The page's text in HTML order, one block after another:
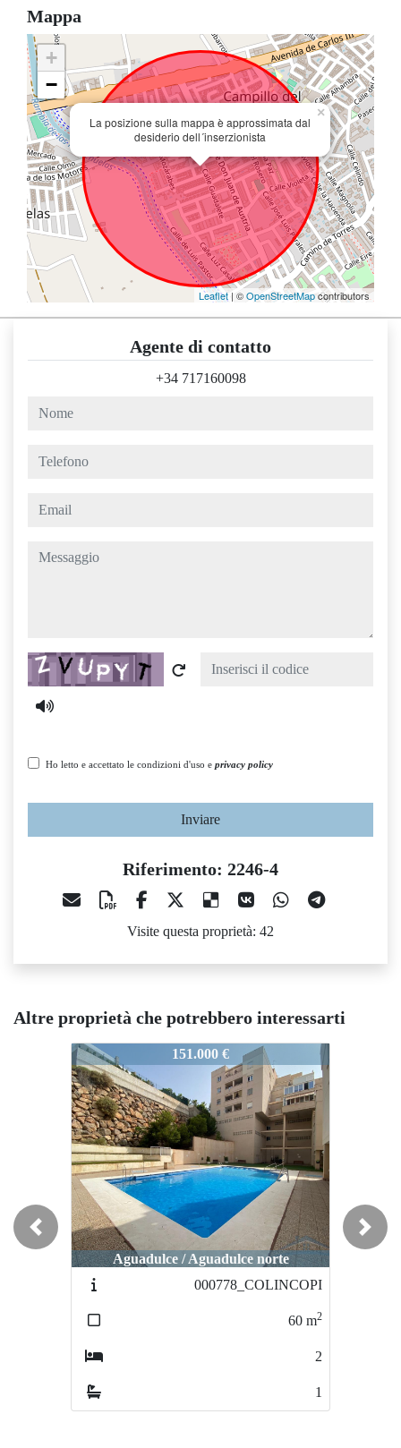
Mappa
La posizione sulla mappa è approssimata dal
desiderio dell´inserzionista
×
+
−
Leaflet| ©OpenStreetMapcontributors
Agente di contatto
+34 717160098
nome
telefono
email
messaggio
Captcha
Ho letto e accettato le condizioni d'uso e privacy policy
Inviare
Riferimento: 2246-4
Visite questa proprietà: 42
Altre proprietà che potrebbero interessarti
2246-4
151.000 €
Aguadulce / Aguadulce norte
000778_COLINCOPI
2
2246-4 119.900 €
Aguadulce / Aguadulce sur
000141BAHIA_2
Previous Next